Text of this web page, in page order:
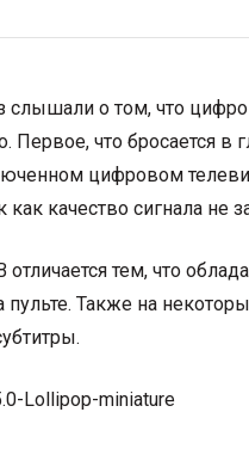
слышали о том, что
Первое, что бросается в
цифровом
как качество сигнала
тем, что
Также на